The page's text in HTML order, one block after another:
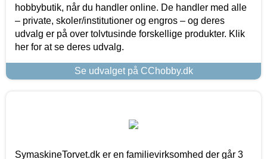
hobbybutik, når du handler online. De handler med alle
– private, skoler/institutioner og engros – og deres
udvalg er på over tolvtusinde forskellige produkter. Klik
her for at se deres udvalg.
Se udvalget på CChobby.dk
SymaskineTorvet.dk er en familievirksomhed der går 3